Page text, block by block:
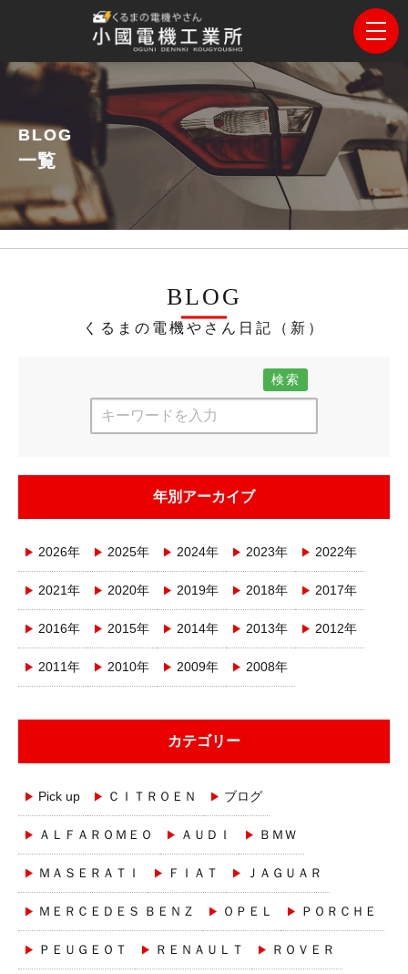
BLOG
一覧
BLOG
くるまの電機やさん日記（新）
検索
年別アーカイブ
2026年 2025年 2024年 2023年 2022年
2021年 2020年 2019年 2018年 2017年
2016年 2015年 2014年 2013年 2012年
2011年 2010年 2009年 2008年
カテゴリー
Pick up ＣＩＴＲＯＥＮ ブログ
ＡＬＦＡＲＯＭＥＯ ＡＵＤＩ ＢＭＷ
ＭＡＳＥＲＡＴＩ ＦＩＡＴ ＪＡＧＵＡＲ
ＭＥＲＣＥＤＥＳ ＢＥＮＺ ＯＰＥＬ ＰＯＲＣＨＥ
ＰＥＵＧＥＯＴ ＲＥＮＡＵＬＴ ＲＯＶＥＲ